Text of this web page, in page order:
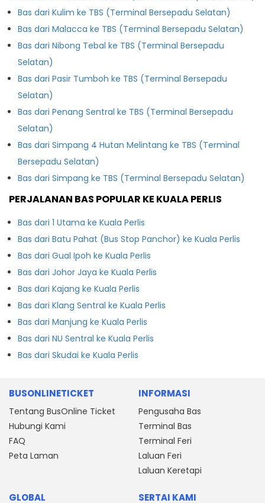
Bas dari Kulim ke TBS (Terminal Bersepadu Selatan)
Bas dari Malacca ke TBS (Terminal Bersepadu Selatan)
Bas dari Nibong Tebal ke TBS (Terminal Bersepadu
Selatan)
Bas dari Pasir Tumboh ke TBS (Terminal Bersepadu
Selatan)
Bas dari Penang Sentral ke TBS (Terminal Bersepadu
Selatan)
Bas dari Simpang 4 Hutan Melintang ke TBS (Terminal
Bersepadu Selatan)
Bas dari Simpang ke TBS (Terminal Bersepadu Selatan)
PERJALANAN BAS POPULAR KE KUALA PERLIS
Bas dari 1 Utama ke Kuala Perlis
Bas dari Batu Pahat (Bus Stop Panchor) ke Kuala Perlis
Bas dari Gual Ipoh ke Kuala Perlis
Bas dari Johor Jaya ke Kuala Perlis
Bas dari Kajang ke Kuala Perlis
Bas dari Klang Sentral ke Kuala Perlis
Bas dari Manjung ke Kuala Perlis
Bas dari NU Sentral ke Kuala Perlis
Bas dari Skudai ke Kuala Perlis
BUSONLINETICKET
Tentang BusOnline Ticket
Hubungi Kami
FAQ
Peta Laman
INFORMASI
Pengusaha Bas
Terminal Bas
Terminal Feri
Laluan Feri
Laluan Keretapi
GLOBAL SERTAI KAMI